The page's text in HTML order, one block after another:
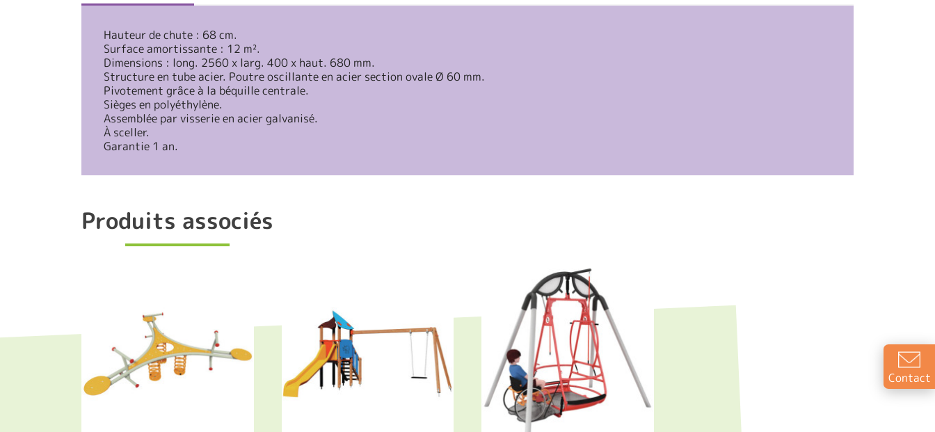
Hauteur de chute : 68 cm.
Surface amortissante : 12 m².
Dimensions : long. 2560 x larg. 400 x haut. 680 mm.
Structure en tube acier. Poutre oscillante en acier section ovale Ø 60 mm.
Pivotement grâce à la béquille centrale.
Sièges en polyéthylène.
Assemblée par visserie en acier galvanisé.
À sceller.
Garantie 1 an.
Produits associés
Contact